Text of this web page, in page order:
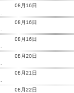
08月16日
08月16日
08月16日
08月20日
08月21日
08月22日